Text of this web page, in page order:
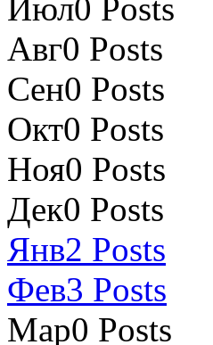
Июл0 Posts
Авг0 Posts
Сен0 Posts
Окт0 Posts
Ноя0 Posts
Дек0 Posts
Янв2 Posts
Фев3 Posts
Мар0 Posts